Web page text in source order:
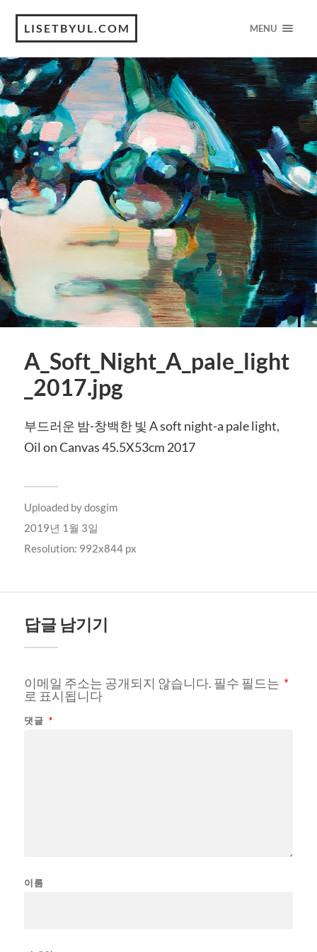
LISETBYUL.COM MENU
A_Soft_Night_A_pale_light
_2017.jpg
부드러운 밤-창백한 빛 A soft night-a pale light,
Oil on Canvas 45.5X53cm 2017
Uploaded bydosgim
2019년 1월 3일
Resolution: 992x844 px
답글 남기기
이메일 주소는 공개되지 않습니다. 필수 필드는 *
로 표시됩니다
댓글 *
이름